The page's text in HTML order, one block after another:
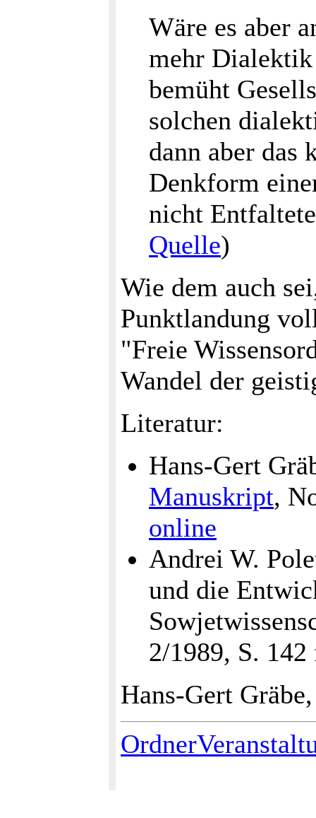
Wäre es aber
mehr Dialektik
bemüht
solchen
dann aber
Denkform
nicht
Quelle)
Wie dem auch
Punktlandung
"Freie
Wandel der
Literatur:
Hans-Gert
Manuskript,
online
Andrei W.
und die
2/1989, S.
Hans-Gert